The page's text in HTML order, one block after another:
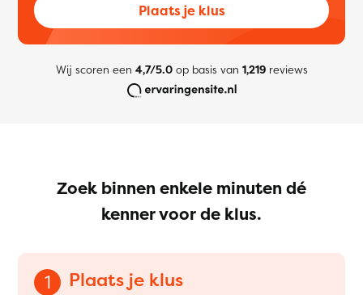
Plaats je klus
Wij scoren een 4,7/5.0op basis van 1,219reviews
Zoek binnen enkele minuten dé
kenner voor de klus.
1 Plaats je klus